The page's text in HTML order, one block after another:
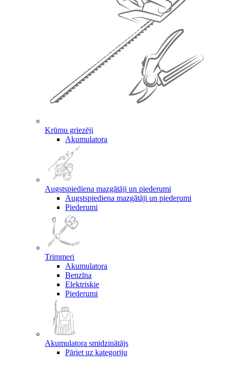
Krūmu griezēji
Akumulatora
Augstspiediena mazgātāji un piederumi
Augstspiediena mazgātāji un piederumi
Piederumi
Trimmeri
Akumulatora
Benzīna
Elektriskie
Piederumi
Akumulatora smidzinātājs
Pāriet uz kategoriju